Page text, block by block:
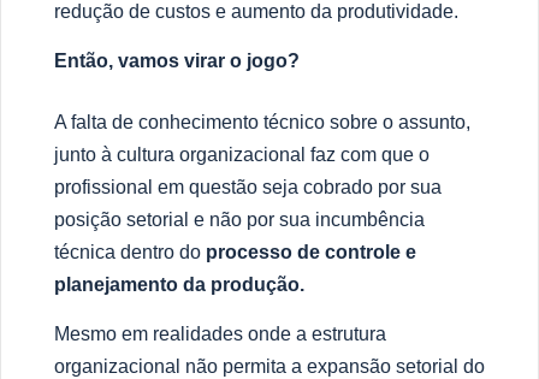
redução de custos e aumento da produtividade.
Então, vamos virar o jogo?
A falta de conhecimento técnico sobre o assunto,
junto à cultura organizacional faz com que o
profissional em questão seja cobrado por sua
posição setorial e não por sua incumbência
técnica dentro do processo de controle e
planejamento da produção.
Mesmo em realidades onde a estrutura
organizacional não permita a expansão setorial do